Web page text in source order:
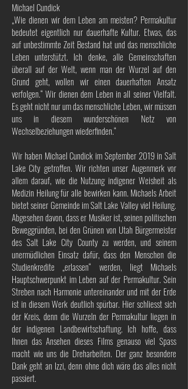
Michael Cundick
„Wie dienen wir dem Leben am meisten? Permakultur
bedeutet eigentlich nur dauerhafte Kultur. Etwas, das
auf unbestimmte Zeit Bestand hat und das menschliche
Leben unterstützt. Ich denke, alle Gemeinschaften
überall auf der Welt, wenn man der Wurzel auf den
Grund geht, wollen wir einen dauerhaften Ansatz
verfolgen.“ Wir dienen dem Leben in all seiner Vielfalt.
Es geht nicht nur um das menschliche Leben, wir müssen
uns in diesem wunderschönen Netz von
Wechselbeziehungen wiederfinden.“
Wir haben Michael Cundick im September 2019 in Salt
Lake City getroffen. Wir richten unser Augenmerk vor
allem darauf, wie die Nutzung indigener Weisheit als
Medizin Heilung für alle bewirken kann. Michaels Arbeit
bietet seiner Gemeinde im Salt Lake Valley viel Heilung.
Abgesehen davon, dass er Musiker ist, seinen politischen
Beweggründen, bei den Grünen von Utah Bürgermeister
des Salt Lake City County zu werden, und seinem
unermüdlichen Einsatz dafür, dass den Menschen die
Studienkredite „erlassen“ werden, liegt Michaels
Hauptschwerpunkt im Leben auf der Permakultur. Sein
Streben nach Harmonie untereinander und mit der Erde
ist in diesem Werk deutlich spürbar. Hier schliesst sich
der Kreis, denn die Wurzeln der Permakultur liegen in
der indigenen Landbewirtschaftung. Ich hoffe, dass
Ihnen das Ansehen dieses Films genauso viel Spass
macht wie uns die Dreharbeiten. Der ganz besondere
Dank geht an Izzi, denn ohne dich wäre das alles nicht
passiert.